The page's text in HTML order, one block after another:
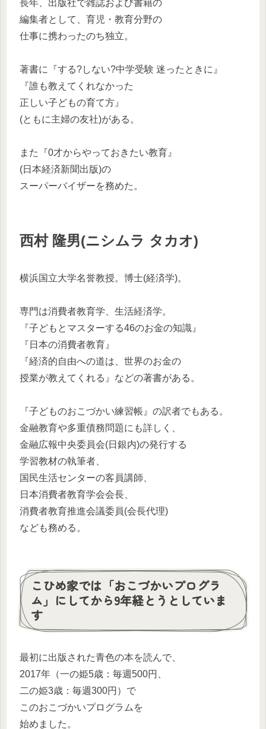
長年、出版社で雑誌および書籍の
編集者として、育児・教育分野の
仕事に携わったのち独立。
著書に『する?しない?中学受験 迷ったときに』
『誰も教えてくれなかった
正しい子どもの育て方』
(ともに主婦の友社)がある。
また『0才からやっておきたい教育』
(日本経済新聞出版)の
スーパーバイザーを務めた。
西村 隆男(ニシムラ タカオ)
横浜国立大学名誉教授。博士(経済学)。
専門は消費者教育学、生活経済学。
『子どもとマスターする46のお金の知識』
『日本の消費者教育』
『経済的自由への道は、世界のお金の
授業が教えてくれる』などの著書がある。
『子どものおこづかい練習帳』の訳者でもある。
金融教育や多重債務問題にも詳しく、
金融広報中央委員会(日銀内)の発行する
学習教材の執筆者、
国民生活センターの客員講師、
日本消費者教育学会会長、
消費者教育推進会議委員(会長代理)
なども務める。
こひめ家では「おこづかいプログラ
ム」にしてから9年経とうとしていま
す
最初に出版された青色の本を読んで、
2017年（一の姫5歳：毎週500円、
二の姫3歳：毎週300円）で
このおこづかいプログラムを
始めました。